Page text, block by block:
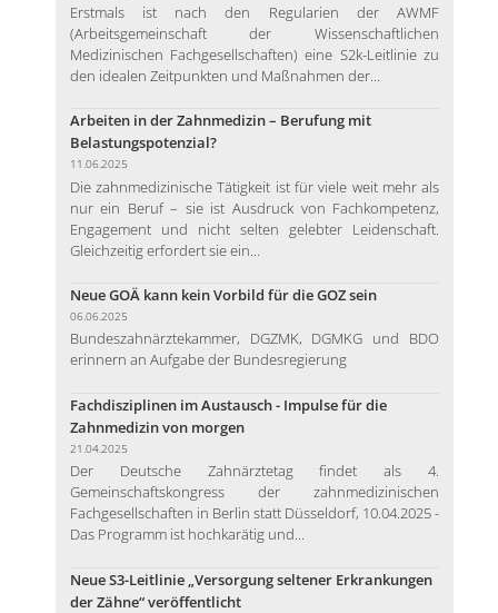
Erstmals ist nach den Regularien der AWMF
(Arbeitsgemeinschaft der Wissenschaftlichen
Medizinischen Fachgesellschaften) eine S2k-Leitlinie zu
den idealen Zeitpunkten und Maßnahmen der...
Arbeiten in der Zahnmedizin – Berufung mit
Belastungspotenzial?
11.06.2025
Die zahnmedizinische Tätigkeit ist für viele weit mehr als
nur ein Beruf – sie ist Ausdruck von Fachkompetenz,
Engagement und nicht selten gelebter Leidenschaft.
Gleichzeitig erfordert sie ein...
Neue GOÄ kann kein Vorbild für die GOZ sein
06.06.2025
Bundeszahnärztekammer, DGZMK, DGMKG und BDO
erinnern an Aufgabe der Bundesregierung
Fachdisziplinen im Austausch - Impulse für die
Zahnmedizin von morgen
21.04.2025
Der Deutsche Zahnärztetag findet als 4.
Gemeinschaftskongress der zahnmedizinischen
Fachgesellschaften in Berlin statt Düsseldorf, 10.04.2025 -
Das Programm ist hochkarätig und...
Neue S3-Leitlinie „Versorgung seltener Erkrankungen
der Zähne“ veröffentlicht